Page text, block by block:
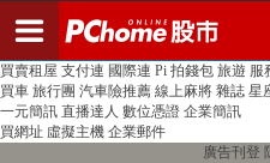
PChome首頁 線上購物 24h購物 書店
買賣租屋 支付連 國際連 Pi 拍錢包 旅遊 服
買車 旅行團 汽車險推薦 線上麻將 雜誌 星
一元簡訊 直播達人 數位憑證 企業簡訊
買網址 虛擬主機 企業郵件
廣告刊登